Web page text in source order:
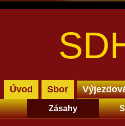
Úvod Sbor
Zásahy